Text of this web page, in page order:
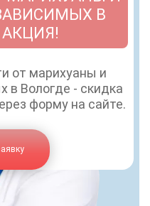
В
от марихуаны и
в Вологде - скидка
форму на сайте.